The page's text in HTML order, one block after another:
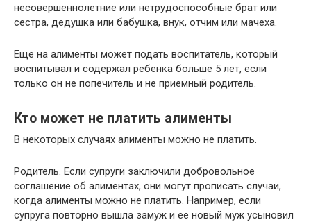
несовершеннолетние или нетрудоспособные брат или
сестра, дедушка или бабушка, внук, отчим или мачеха.
Еще на алименты может подать воспитатель, который
воспитывал и содержал ребенка больше 5 лет, если
только он не попечитель и не приемный родитель.
Кто может не платить алименты
В некоторых случаях алименты можно не платить.
Родитель. Если супруги заключили добровольное
соглашение об алиментах, они могут прописать случаи,
когда алименты можно не платить. Например, если
супруга повторно вышла замуж и ее новый муж усыновил